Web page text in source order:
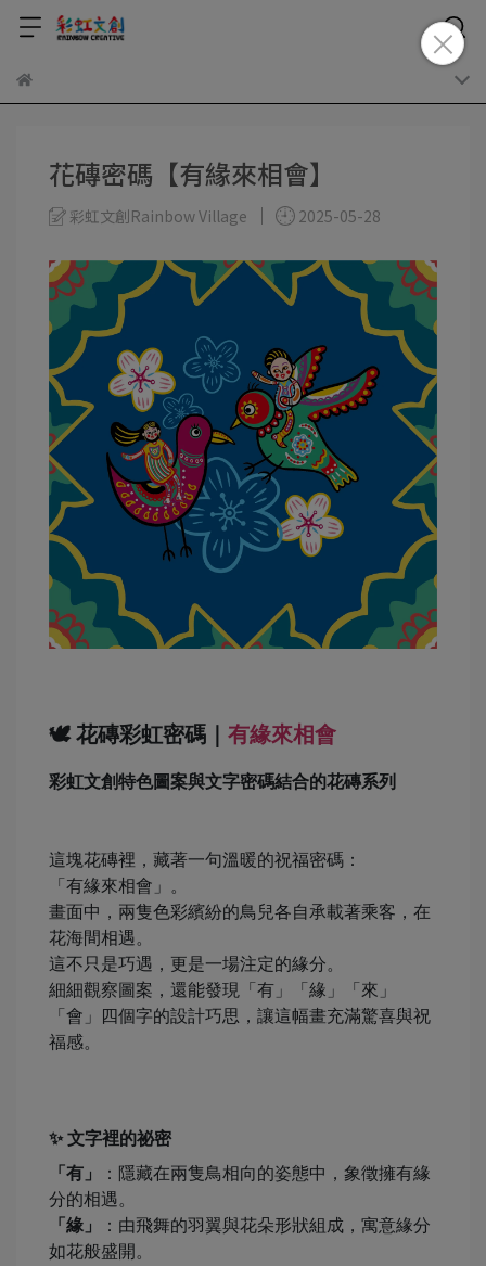
花磚密碼【有緣來相會】
彩虹文創Rainbow Village 2025-05-28
🕊️ 花磚彩虹密碼｜ 有緣來相會
彩虹文創特色圖案與文字密碼結合的花磚系列
這塊花磚裡，藏著一句溫暖的祝福密碼：
「有緣來相會」。
畫面中，兩隻色彩繽紛的鳥兒各自承載著乘客，在
花海間相遇。
這不只是巧遇，更是一場注定的緣分。
細細觀察圖案，還能發現「有」「緣」「來」
「會」四個字的設計巧思，讓這幅畫充滿驚喜與祝
福感。
✨ 文字裡的祕密
「有」
：隱藏在兩隻鳥相向的姿態中，象徵擁有緣
分的相遇。
「緣」
：由飛舞的羽翼與花朵形狀組成，寓意緣分
如花般盛開。